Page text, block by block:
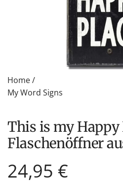
Home/
My Word Signs
This is my Happy Place
Flaschenöffner
Regulärer
24,95 €